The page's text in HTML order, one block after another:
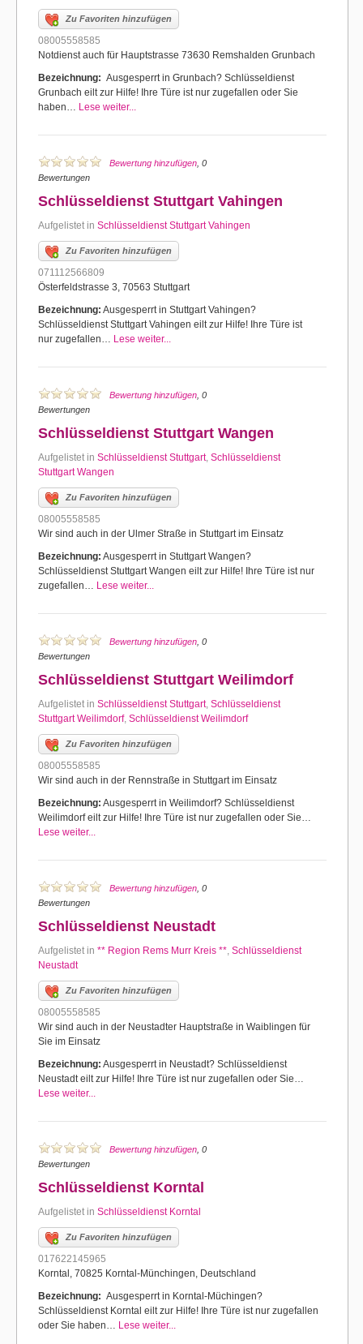
Zu Favoriten hinzufügen
08005558585
Notdienst auch für Hauptstrasse 73630 Remshalden Grunbach
Bezeichnung: Ausgesperrt in Grunbach? Schlüsseldienst
Grunbach eilt zur Hilfe! Ihre Türe ist nur zugefallen oder Sie
haben… Lese weiter...
Bewertung hinzufügen , 0
Bewertungen
Schlüsseldienst Stuttgart Vahingen
Aufgelistet in Schlüsseldienst Stuttgart Vahingen
Zu Favoriten hinzufügen
071112566809
Österfeldstrasse 3, 70563 Stuttgart
Bezeichnung: Ausgesperrt in Stuttgart Vahingen?
Schlüsseldienst Stuttgart Vahingen eilt zur Hilfe! Ihre Türe ist
nur zugefallen… Lese weiter...
Bewertung hinzufügen , 0
Bewertungen
Schlüsseldienst Stuttgart Wangen
Aufgelistet in Schlüsseldienst Stuttgart, Schlüsseldienst
Stuttgart Wangen
Zu Favoriten hinzufügen
08005558585
Wir sind auch in der Ulmer Straße in Stuttgart im Einsatz
Bezeichnung: Ausgesperrt in Stuttgart Wangen?
Schlüsseldienst Stuttgart Wangen eilt zur Hilfe! Ihre Türe ist nur
zugefallen… Lese weiter...
Bewertung hinzufügen , 0
Bewertungen
Schlüsseldienst Stuttgart Weilimdorf
Aufgelistet in Schlüsseldienst Stuttgart, Schlüsseldienst
Stuttgart Weilimdorf, Schlüsseldienst Weilimdorf
Zu Favoriten hinzufügen
08005558585
Wir sind auch in der Rennstraße in Stuttgart im Einsatz
Bezeichnung: Ausgesperrt in Weilimdorf? Schlüsseldienst
Weilimdorf eilt zur Hilfe! Ihre Türe ist nur zugefallen oder Sie…
Lese weiter...
Bewertung hinzufügen , 0
Bewertungen
Schlüsseldienst Neustadt
Aufgelistet in ** Region Rems Murr Kreis **, Schlüsseldienst
Neustadt
Zu Favoriten hinzufügen
08005558585
Wir sind auch in der Neustadter Hauptstraße in Waiblingen für
Sie im Einsatz
Bezeichnung: Ausgesperrt in Neustadt? Schlüsseldienst
Neustadt eilt zur Hilfe! Ihre Türe ist nur zugefallen oder Sie…
Lese weiter...
Bewertung hinzufügen , 0
Bewertungen
Schlüsseldienst Korntal
Aufgelistet in Schlüsseldienst Korntal
Zu Favoriten hinzufügen
017622145965
Korntal, 70825 Korntal-Münchingen, Deutschland
Bezeichnung: Ausgesperrt in Korntal-Müchingen?
Schlüsseldienst Korntal eilt zur Hilfe! Ihre Türe ist nur zugefallen
oder Sie haben… Lese weiter...